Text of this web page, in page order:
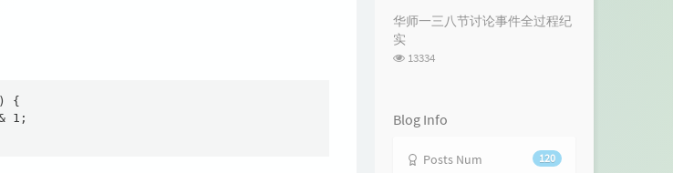
{
1;
次
数:
华师一三八节讨论事件全过程纪
实
浏
13334
Blog Info
120
Posts Num